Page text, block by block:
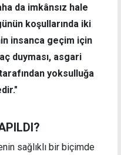
da imkânsız hale
koşullarında iki
insanca geçim için
duyması, asgari
yoksulluğa
sağlıklı bir biçimde